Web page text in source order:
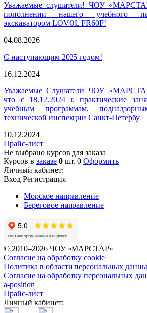
Уважаемые слушатели! ЧОУ
пополнении нашего учебного
экскаватором LOVOL FR60F!
04.08.2026
С наступающим 2025 годом!
16.12.2024
Уважаемые Слушатели ЧОУ
что с 18.12.2024 г. практические
учебным программам,
технической инспекции Санкт-Петербу
10.12.2024
Прайс-лист
Не выбрано курсов для заказа
Курсов в заказе 0 шт. 0 Оформить
Личный кабинет:
Вход Регистрация
Морское направление
Береговое направление
© 2010–2026 ЧОУ «МАРСТАР»
Согласие на обработку cookie
Политика в области персональных
Согласие на обработку персональных
a-position
Прайс-лист
Личный кабинет: